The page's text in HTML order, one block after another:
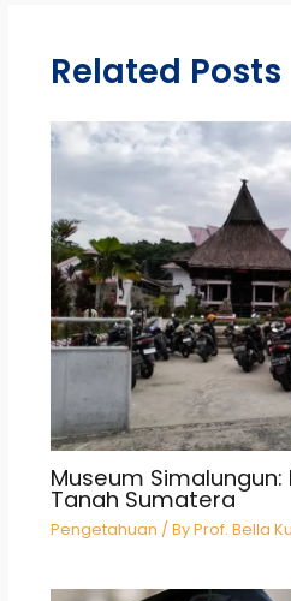
Related Posts
Museum Simalungun:
Tanah Sumatera
Pengetahuan / ByProf. Bella